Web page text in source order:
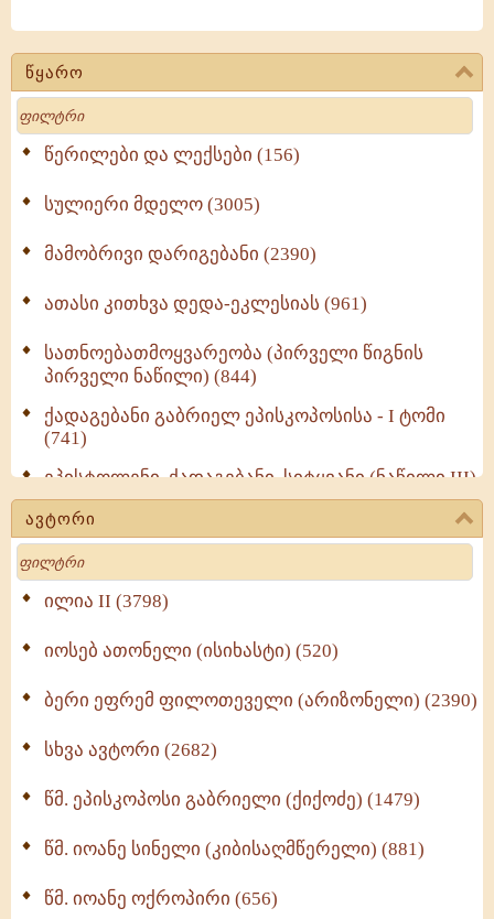
წყარო
Search
წერილები და ლექსები (156)
სულიერი მდელო (3005)
მამობრივი დარიგებანი (2390)
ათასი კითხვა დედა-ეკლესიას (961)
სათნოებათმოყვარეობა (პირველი წიგნის
პირველი ნაწილი) (844)
ქადაგებანი გაბრიელ ეპისკოპოსისა - I ტომი
(741)
ეპისტოლენი, ქადაგებანი, სიტყვანი (ნაწილი III)
(723)
მოძღვრის ძალზე სასარგებლო რჩევები
მრევლისათვის (545)
Wisdomge (514)
ქადაგებანი გაბრიელ ეპისკოპოსისა - II ტომი
სულიერი ცხოვრების სახელმძღვანელო -
ნაწილი II (369)
ავტორი
Search
ილია II (3798)
იოსებ ათონელი (ისიხასტი) (520)
ბერი ეფრემ ფილოთეველი (არიზონელი) (2390)
სხვა ავტორი (2682)
წმ. ეპისკოპოსი გაბრიელი (ქიქოძე) (1479)
წმ. იოანე სინელი (კიბისაღმწერელი) (881)
წმ. იოანე ოქროპირი (656)